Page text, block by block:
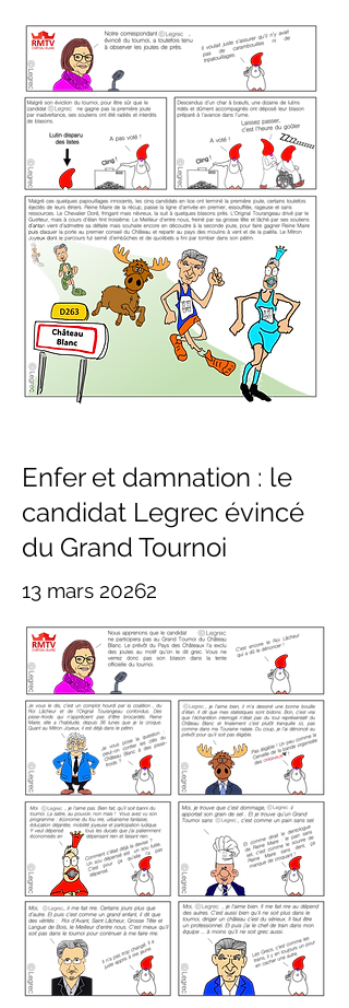
Enfer et damnation : le
candidat Legrec évincé
du Grand Tournoi
13 mars 20262